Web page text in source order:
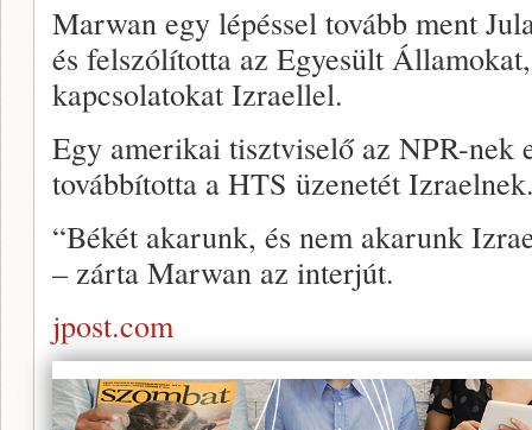
Marwan egy lépéssel tovább ment
és felszólította az Egyesült
kapcsolatokat Izraellel.
Egy amerikai tisztviselő az NPR-nek
továbbította a HTS üzenetét
“Békét akarunk, és nem akarunk
– zárta Marwan az interjút.
jpost.com